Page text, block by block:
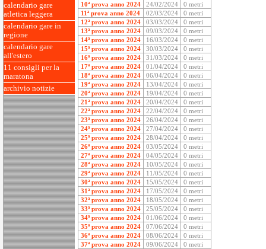
calendario gare
atletica leggera
calendario gare in
regione
calendario gare
all'estero
11 consigli per la
maratona
archivio notizie
10ª prova anno 2024
24/02/2024
0 metri
11ª prova anno 2024
02/03/2024
0 metri
12ª prova anno 2024
03/03/2024
0 metri
13ª prova anno 2024
09/03/2024
0 metri
14ª prova anno 2024
16/03/2024
0 metri
15ª prova anno 2024
30/03/2024
0 metri
16ª prova anno 2024
31/03/2024
0 metri
17ª prova anno 2024
01/04/2024
0 metri
18ª prova anno 2024
06/04/2024
0 metri
19ª prova anno 2024
13/04/2024
0 metri
20ª prova anno 2024
19/04/2024
0 metri
21ª prova anno 2024
20/04/2024
0 metri
22ª prova anno 2024
22/04/2024
0 metri
23ª prova anno 2024
26/04/2024
0 metri
24ª prova anno 2024
27/04/2024
0 metri
25ª prova anno 2024
28/04/2024
0 metri
26ª prova anno 2024
03/05/2024
0 metri
27ª prova anno 2024
04/05/2024
0 metri
28ª prova anno 2024
10/05/2024
0 metri
29ª prova anno 2024
11/05/2024
0 metri
30ª prova anno 2024
15/05/2024
0 metri
31ª prova anno 2024
17/05/2024
0 metri
32ª prova anno 2024
18/05/2024
0 metri
33ª prova anno 2024
25/05/2024
0 metri
34ª prova anno 2024
01/06/2024
0 metri
35ª prova anno 2024
07/06/2024
0 metri
36ª prova anno 2024
08/06/2024
0 metri
37ª prova anno 2024
09/06/2024
0 metri